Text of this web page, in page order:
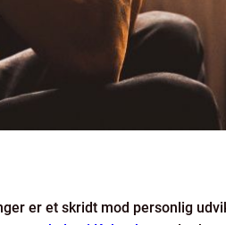
er et skridt mod personlig